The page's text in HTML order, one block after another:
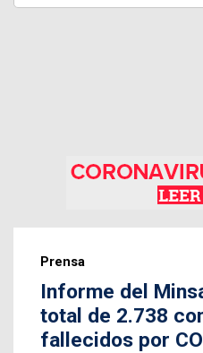
Prensa
Informe del
total de 2.738
fallecidos por